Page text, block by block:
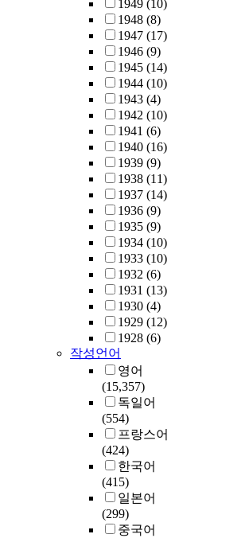
1949 (10)
1948 (8)
1947 (17)
1946 (9)
1945 (14)
1944 (10)
1943 (4)
1942 (10)
1941 (6)
1940 (16)
1939 (9)
1938 (11)
1937 (14)
1936 (9)
1935 (9)
1934 (10)
1933 (10)
1932 (6)
1931 (13)
1930 (4)
1929 (12)
1928 (6)
작성언어
영어
(15,357)
독일어
(554)
프랑스어
(424)
한국어
(415)
일본어
(299)
중국어